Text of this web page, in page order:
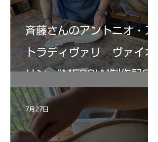
斉藤さんのアントニオ・ス
トラディヴァリ ヴァイオ
リン ”MESSIA"制作記33
7月27日